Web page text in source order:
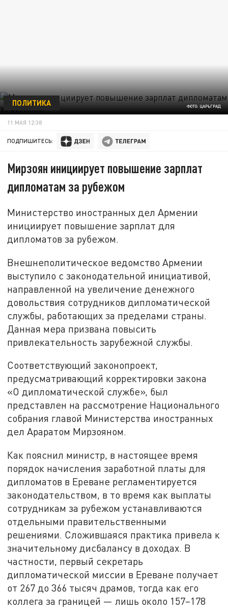
ФОТО: ЦАРЬГРАД
ПОЛИТИКА
11 МАЯ 12:38
ПОДПИШИТЕСЬ:
Мирзоян инициирует повышение зарплат
дипломатам за рубежом
Министерство иностранных дел Армении
инициирует повышение зарплат для
дипломатов за рубежом.
Внешнеполитическое ведомство Армении
выступило с законодательной инициативой,
направленной на увеличение денежного
довольствия сотрудников дипломатической
службы, работающих за пределами страны.
Данная мера призвана повысить
привлекательность зарубежной службы.
Соответствующий законопроект,
предусматривающий корректировки закона
«О дипломатической службе», был
представлен на рассмотрение Национального
собрания главой Министерства иностранных
дел Араратом Мирзояном.
Как пояснил министр, в настоящее время
порядок начисления заработной платы для
дипломатов в Ереване регламентируется
законодательством, в то время как выплаты
сотрудникам за рубежом устанавливаются
отдельными правительственными
решениями. Сложившаяся практика привела к
значительному дисбалансу в доходах. В
частности, первый секретарь
дипломатической миссии в Ереване получает
от 267 до 366 тысяч драмов, тогда как его
коллега за границей — лишь около 157–178